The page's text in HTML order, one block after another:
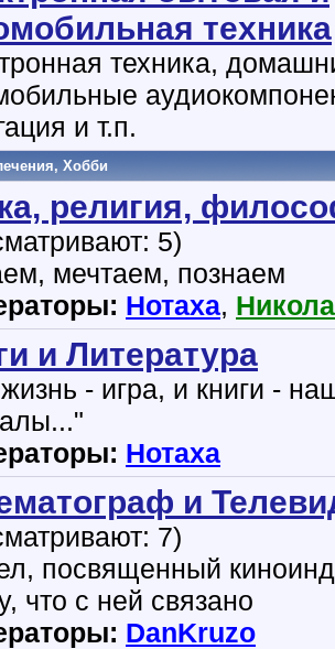
техника
техника,
и т.п.
Хобби
религия,
5)
мечтаем, познаем
Нотаха,
и Литература
- игра, и книги -
Нотаха
и
7)
посвященный
что с ней связано
DanKruzo